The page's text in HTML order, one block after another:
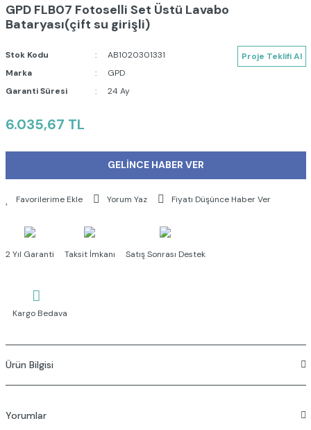
GPD FLB07 Fotoselli Set Üstü Lavabo
Bataryası(çift su girişli)
Stok Kodu
AB1020301331
Marka
GPD
Garanti Süresi
24 Ay
Proje Teklifi Al
6.035,67 TL
GELİNCE HABER VER
Yorum Yaz Fiyatı Düşünce Haber Ver
2 Yıl Garanti Taksit İmkanı Satış Sonrası Destek
Kargo Bedava
Ürün Bilgisi
değeri : 8lt/dk)
Yorumlar